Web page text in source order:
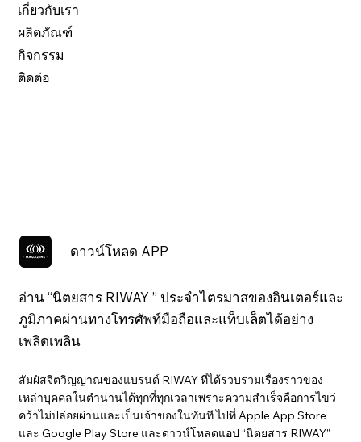
เกี่ยวกับเรา
ผลิตภัณฑ์
กิจกรรม
ติดต่อ
ดาวน์โหลด APP
อ่าน “นิตยสาร RIWAY ” ประจำไตรมาสของอินเตอร์และ
ภูมิภาคผ่านทางโทรศัพท์มือถือและแท็บเล็ตได้อย่าง
เพลิดเพลิน
สัมผัสจิตวิญญาณของแบรนด์ RIWAY ที่ได้รวบรวมเรื่องราวของ
เหล่าบุคคลในตำนานได้ทุกที่ทุกเวลาเพราะความสำเร็จคือการไขว่
คว้าไม่ปล่อยผ่านและเป็นเจ้าของในทันที ไปที่ Apple App Store
และ Google Play Store และดาวน์โหลดแอป “นิตยสาร RIWAY”